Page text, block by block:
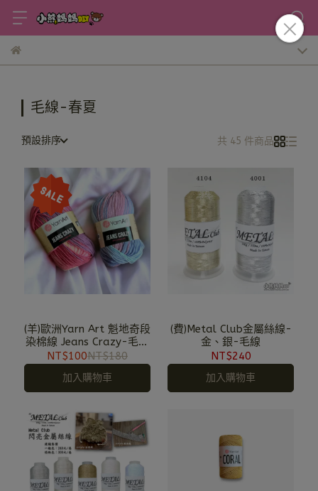
毛線-春夏
預設排序 共 45 件商品
(羊)歐洲Yarn Art 魁地奇段
染棉線 Jeans Crazy-毛線
（網路限定，需預購）
NT$100NT$180
加入購物車
(費)Metal Club金屬絲線-
金、銀-毛線
NT$240
加入購物車